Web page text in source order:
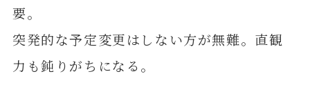
要。
突発的な予定変更はしない方が無難。直観
力も鈍りがちになる。